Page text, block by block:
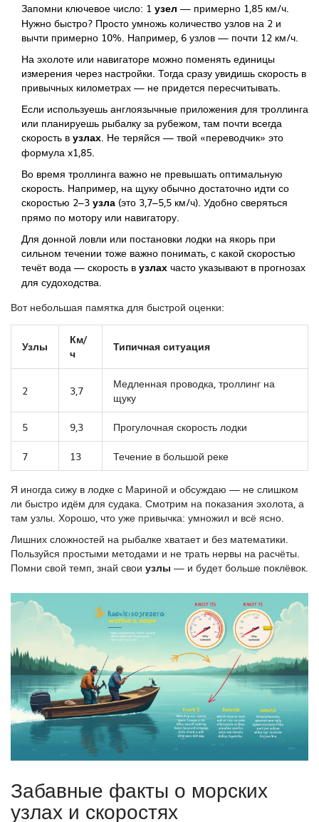
Запомни ключевое число: 1 узел — примерно 1,85 км/ч.
Нужно быстро? Просто умножь количество узлов на 2 и
вычти примерно 10%. Например, 6 узлов — почти 12 км/ч.
На эхолоте или навигаторе можно поменять единицы
измерения через настройки. Тогда сразу увидишь скорость в
привычных километрах — не придется пересчитывать.
Если используешь англоязычные приложения для троллинга
или планируешь рыбалку за рубежом, там почти всегда
скорость в узлах. Не теряйся — твой «переводчик» это
формула x1,85.
Во время троллинга важно не превышать оптимальную
скорость. Например, на щуку обычно достаточно идти со
скоростью 2–3 узла (это 3,7–5,5 км/ч). Удобно сверяться
прямо по мотору или навигатору.
Для донной ловли или постановки лодки на якорь при
сильном течении тоже важно понимать, с какой скоростью
течёт вода — скорость в узлах часто указывают в прогнозах
для судоходства.
Вот небольшая памятка для быстрой оценки:
Узлы
Км/
ч
Типичная ситуация
2 3,7
Медленная проводка, троллинг на
щуку
5 9,3 Прогулочная скорость лодки
7 13 Течение в большой реке
Я иногда сижу в лодке с Мариной и обсуждаю — не слишком
ли быстро идём для судака. Смотрим на показания эхолота, а
там узлы. Хорошо, что уже привычка: умножил и всё ясно.
Лишних сложностей на рыбалке хватает и без математики.
Пользуйся простыми методами и не трать нервы на расчёты.
Помни свой темп, знай свои узлы — и будет больше поклёвок.
Забавные факты о морских
узлах и скоростях